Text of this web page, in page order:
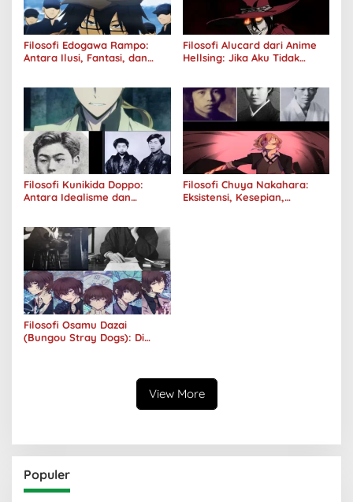
Filosofi Edogawa Rampo:
Antara Ilusi, Fantasi, dan
Filosofi Alucard dari Anime
Hellsing: Jika Aku Tidak
Filosofi Kunikida Doppo:
Antara Idealisme dan
Filosofi Chuya Nakahara:
Eksistensi, Kesepian,
Filosofi Osamu Dazai
(Bungou Stray Dogs): Di
View More
Populer